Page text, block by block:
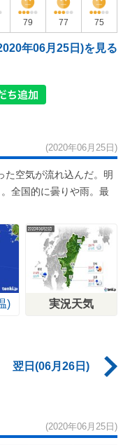
79 77 75
年06月25日)を見る
(2020年06月25日)
た空気が流れ込んだ。明
全国的に曇りや雨。最
) 実況天気
翌日(06月26日)
(2020年06月25日)